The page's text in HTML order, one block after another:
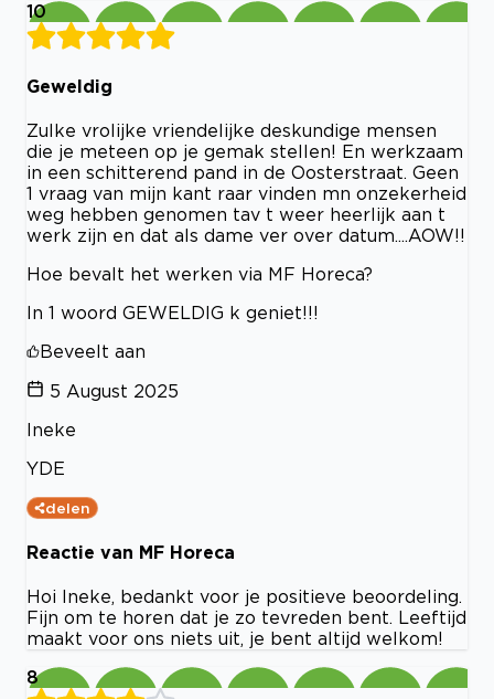
10
Geweldig
Zulke vrolijke vriendelijke deskundige mensen
die je meteen op je gemak stellen! En werkzaam
in een schitterend pand in de Oosterstraat. Geen
1 vraag van mijn kant raar vinden mn onzekerheid
weg hebben genomen tav t weer heerlijk aan t
werk zijn en dat als dame ver over datum....AOW!!
Hoe bevalt het werken via MF Horeca?
In 1 woord GEWELDIG k geniet!!!
Beveelt aan
5 August 2025
Ineke
YDE
delen
Reactie van MF Horeca
Hoi Ineke, bedankt voor je positieve beoordeling.
Fijn om te horen dat je zo tevreden bent. Leeftijd
maakt voor ons niets uit, je bent altijd welkom!
8